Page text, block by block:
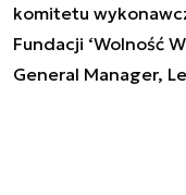
komitetu
Fundacji ‘Wolność
General Manager,